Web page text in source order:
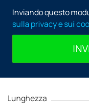
Lunghezza
Inviando questo
sulla privacy e sui